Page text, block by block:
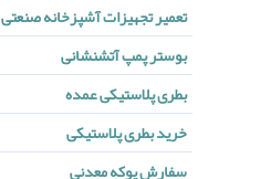
تعمیر تجهیزات آشپزخانه صنعتی
بوستر پمپ آتشنشانی
بطری پلاستیکی عمده
خرید بطری پلاستیکی
سفارش پوکه معدنی